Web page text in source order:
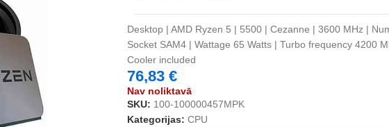
Desktop | AMD Ryzen 5 | 5500 | Cezanne | 3600 MHz |
Socket SAM4 | Wattage 65 Watts | Turbo frequency 4200
Cooler included
76,83 €
Nav noliktavā
SKU: 100-100000457MPK
Kategorijas: CPU